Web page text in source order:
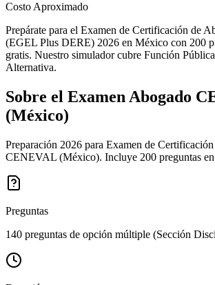
Costo Aproximado
Prepárate para el Examen de Certificación de
(EGEL Plus DERE) 2026 en México con 200
gratis. Nuestro simulador cubre Función
Alternativa.
Sobre el Examen Abogado
(México)
Preparación 2026 para Examen de
CENEVAL (México). Incluye 200 preguntas en
Preguntas
140 preguntas de opción múltiple (Sección